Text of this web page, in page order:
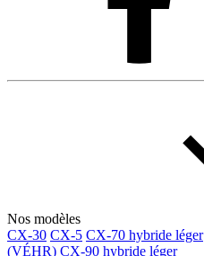
Nos modèles
CX-30 CX-5 CX-70 hybride léger
(VÉHR) CX-90 hybride léger